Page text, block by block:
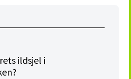
ildsjel i